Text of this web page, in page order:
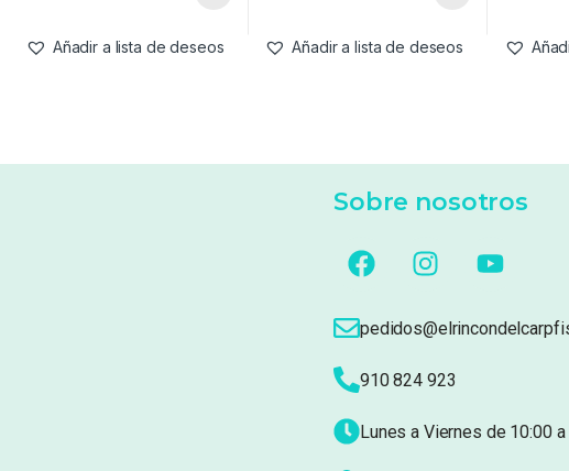
Añadir a lista de deseos Añadir a lista de deseos
Sobre nosotros
910 824 923
Lunes a Viernes de 10:00